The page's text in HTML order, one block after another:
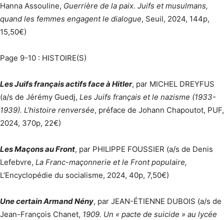
Hanna Assouline, Guerrière de la paix. Juifs et musulmans,
quand les femmes engagent le dialogue, Seuil, 2024, 144p,
15,50€)
Page 9-10 : HISTOIRE(S)
Les Juifs français actifs face à Hitler, par MICHEL DREYFUS
(a/s de Jérémy Guedj, Les Juifs français et le nazisme (1933-
1939). L’histoire renversée, préface de Johann Chapoutot, PUF,
2024, 370p, 22€)
Les Maçons au Front, par PHILIPPE FOUSSIER (a/s de Denis
Lefebvre, La Franc-maçonnerie et le Front populaire,
L’Encyclopédie du socialisme, 2024, 40p, 7,50€)
Une certain Armand Nény, par JEAN-ÉTIENNE DUBOIS (a/s de
Jean-François Chanet, 1909. Un « pacte de suicide » au lycée